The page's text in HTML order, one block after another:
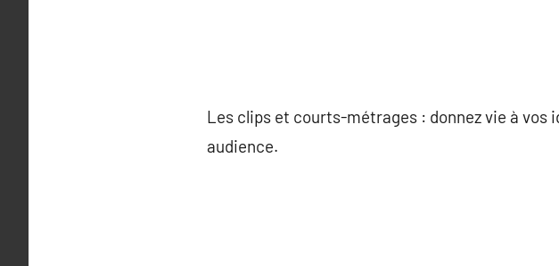
Les clips et courts-métrages : donnez vie à vos
audience.